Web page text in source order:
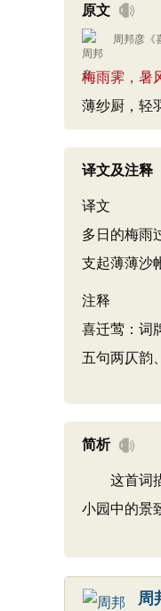
原文
周邦彦 《
梅雨霁，暑
薄纱厨，轻
译文及注释
译文
多日的梅雨
支起薄薄沙
注释
喜迁莺：词
五句两仄韵
简析
这首词描
小园中的景
周